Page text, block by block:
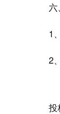
六、
1、
2、
投